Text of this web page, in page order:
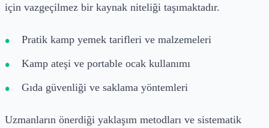
için vazgeçilmez bir kaynak niteliği taşımaktadır.
Pratik kamp yemek tarifleri ve malzemeleri
Kamp ateşi ve portable ocak kullanımı
Gıda güvenliği ve saklama yöntemleri
Uzmanların önerdiği yaklaşım metodları ve sistematik